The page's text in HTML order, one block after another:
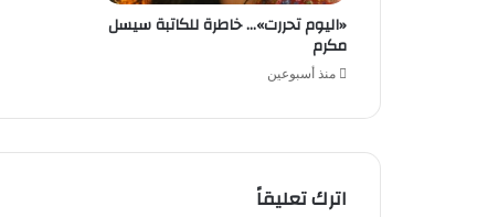
«اليوم تحررت»… خاطرة للكاتبة سيسل
مكرم
منذ أسبوعين
اترك تعليقاً